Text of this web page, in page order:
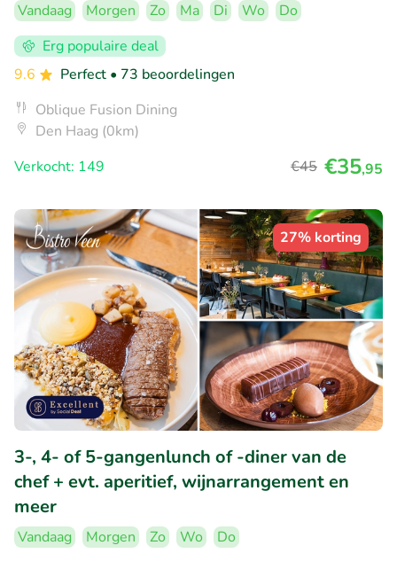
Vandaag Morgen Zo Ma Di Wo
Do
Erg populaire deal
9.6
Perfect • 73 beoordelingen
Oblique Fusion Dining
Den Haag (0km)
Verkocht: 149
€45 €35,95
27% korting
3-, 4- of 5-gangenlunch of -diner van de
chef + evt. aperitief, wijnarrangement en
meer
Vandaag Morgen Zo Wo
Do